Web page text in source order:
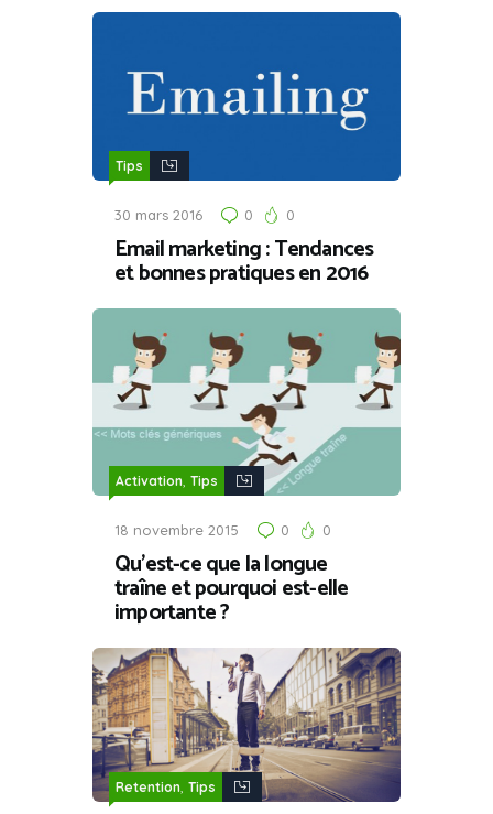
Tips
30 mars 2016 0 0
Email marketing : Tendances
et bonnes pratiques en 2016
Activation, Tips
18 novembre 2015 0 0
Qu’est-ce que la longue
traîne et pourquoi est-elle
importante ?
Retention, Tips